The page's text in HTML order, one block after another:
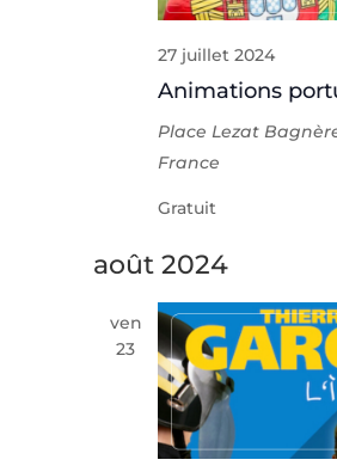
Animations
27 juillet 2024
Place Lezat
France
Gratuit
août 2024
ven
23